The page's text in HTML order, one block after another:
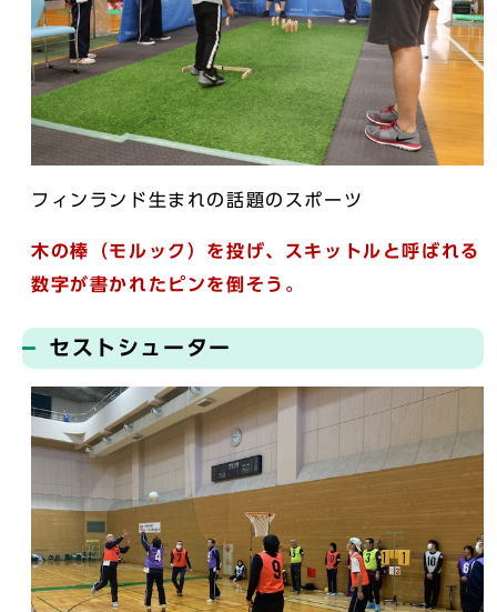
フィンランド生まれの話題のスポーツ
木の棒（モルック）を投げ、スキットルと呼ばれる
数字が書かれたピンを倒そう。
セストシューター